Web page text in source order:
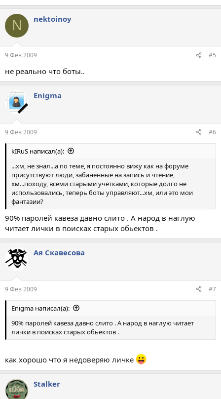
N nektoinoy
9 Фев 2009 #5
не реально что боты..
Enigma
9 Фев 2009 #6
kIRuS написал(а):
...хм, не знал...а по теме, я постоянно вижу как на форуме
присутствуют люди, забаненные на запись и чтение,
хм...походу, всеми старыми учётками, которые долго не
использовались, теперь боты управляют...хм, или это мои
фантазии?
90% паролей кавеза давно слито . А народ в наглую
читает лички в поисках старых обьектов .
Ая Скавесова
9 Фев 2009 #7
Enigma написал(а):
90% паролей кавеза давно слито . А народ в наглую читает
лички в поисках старых обьектов .
как хорошо что я недоверяю личке
Stalkеr